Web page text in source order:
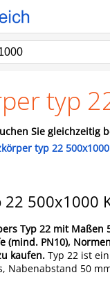
typ
Sie gleichzeitig
typ 22
500x1000
Typ 22 mit Maßen
(mind. PN10),
kaufen. Typ 22 ist ein
Nabenabstand 50